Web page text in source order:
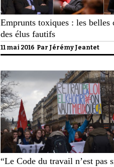
Emprunts toxiques : les belles
des élus fautifs
11 mai 2016 Par Jérémy Jeantet
“Le Code du travail n’est pas